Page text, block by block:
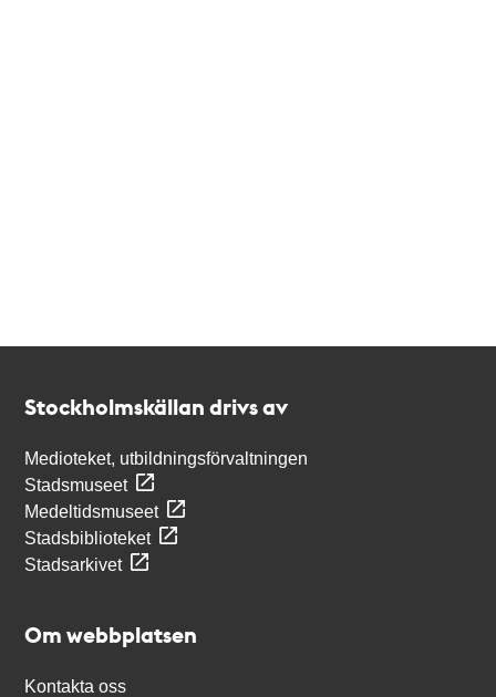
Stockholmskällan drivs av
Medioteket, utbildningsförvaltningen
Stadsmuseet
Medeltidsmuseet
Stadsbiblioteket
Stadsarkivet
Om webbplatsen
Kontakta oss